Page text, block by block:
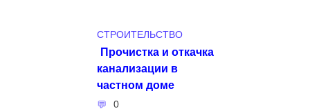
СТРОИТЕЛЬСТВО
Прочистка и откачка
канализации в
частном доме
0